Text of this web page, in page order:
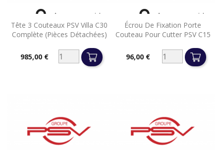
Tête 3 Couteaux PSV Villa C30
Complète (pièces Détachées)
Prix985,00 €
 Aperçu rapide
Écrou De Fixation Porte
Couteau Pour Cutter PSV C15
Prix96,00 €
 Aperçu rapide